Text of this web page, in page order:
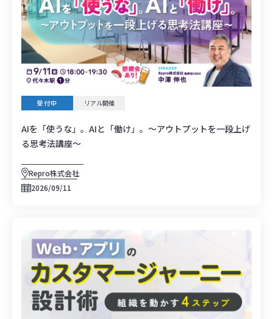
受付中 リアル開催
AIを「使うな」。AIと「働け」。〜アウトプットを一段上げ
る思考法講座〜
Repro株式会社
2026/09/11